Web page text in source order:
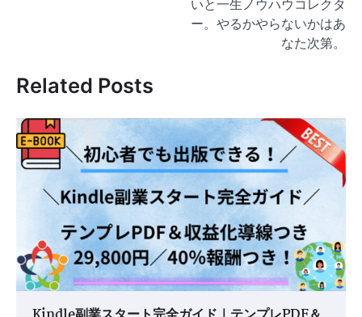
ン
いと一生ノウハウコレクタ
ー。やるかやらないかはあ
なた次第。
Related Posts